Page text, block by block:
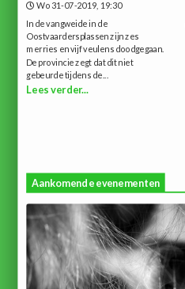
Wo 31-07-2019, 19:30
In de vangweide in de
Oostvaardersplassen zijn zes
merries en vijf veulens doodgegaan.
De provincie zegt dat dit niet
gebeurde tijdens de...
Lees verder...
Aankomende evenementen